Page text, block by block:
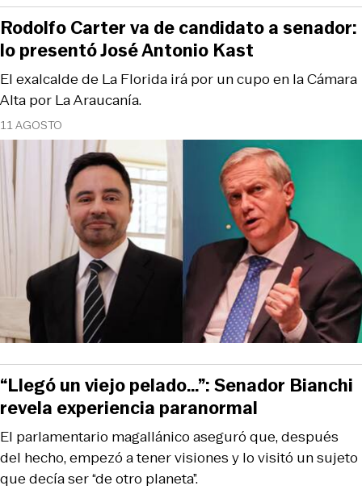
11 AGOSTO
El exalcalde de La Florida irá por un cupo en la Cámara
Alta por La Araucanía.
Rodolfo Carter va de candidato a senador:
lo presentó José Antonio Kast
El parlamentario magallánico aseguró que, después
del hecho, empezó a tener visiones y lo visitó un sujeto
que decía ser “de otro planeta”.
“Llegó un viejo pelado…”: Senador Bianchi
revela experiencia paranormal